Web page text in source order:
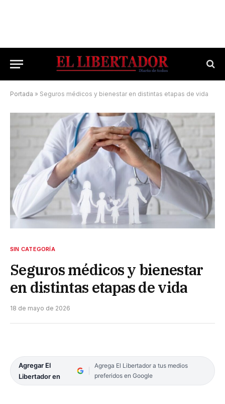
Portada » Seguros médicos y bienestar en distintas etapas de vida
SIN CATEGORÍA
Seguros médicos y bienestar
en distintas etapas de vida
18 de mayo de 2026
Agregar El
Libertador en
Agrega El Libertador a tus medios
preferidos en Google